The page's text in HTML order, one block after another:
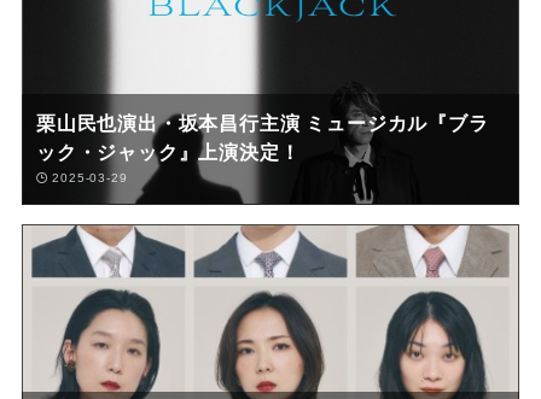
栗山民也演出・坂本昌行主演 ミュージカル『ブラ
ック・ジャック』上演決定！
2025-03-29